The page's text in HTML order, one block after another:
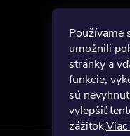
Používame
umožnili
stránky a
funkcie,
sú
vylepšiť
zážitok.